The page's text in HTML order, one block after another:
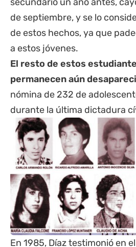
de septiembre, y se lo
de estos hechos, ya que
a estos jóvenes.
El resto de estos
permanecen aún
nómina de 232 de
durante la última dictadura
En 1985, Díaz testimonió en el